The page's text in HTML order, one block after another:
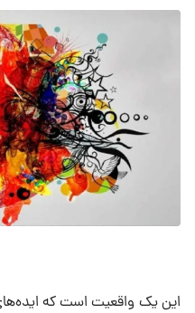
این یک واقعیت است که